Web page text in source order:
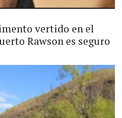
vertido en el
Rawson es seguro